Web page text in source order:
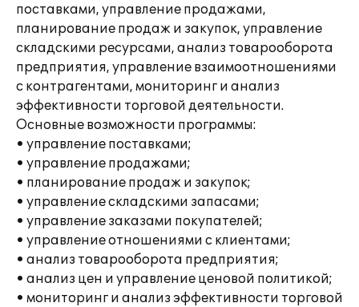
поставками, управление продажами,
планирование продаж и закупок, управление
складскими ресурсами, анализ товарооборота
предприятия, управление взаимоотношениями
с контрагентами, мониторинг и анализ
эффективности торговой деятельности.
Основные возможности программы:
• управление поставками;
• управление продажами;
• планирование продаж и закупок;
• управление складскими запасами;
• управление заказами покупателей;
• управление отношениями с клиентами;
• анализ товарооборота предприятия;
• анализ цен и управление ценовой политикой;
• мониторинг и анализ эффективности торговой